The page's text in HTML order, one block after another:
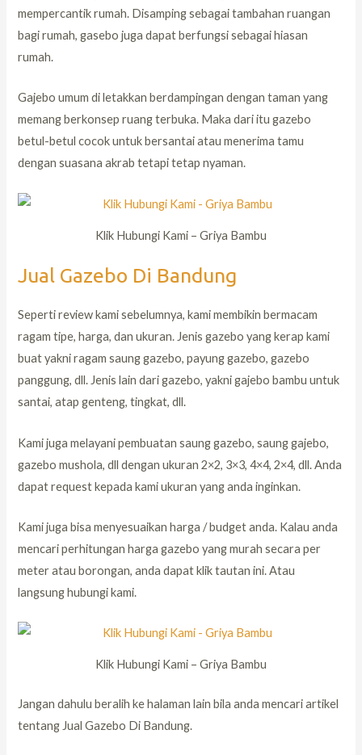
mempercantik rumah. Disamping sebagai tambahan ruangan
bagi rumah, gasebo juga dapat berfungsi sebagai hiasan
rumah.
Gajebo umum di letakkan berdampingan dengan taman yang
memang berkonsep ruang terbuka. Maka dari itu gazebo
betul-betul cocok untuk bersantai atau menerima tamu
dengan suasana akrab tetapi tetap nyaman.
Klik Hubungi Kami – Griya Bambu
Jual Gazebo Di Bandung
Seperti review kami sebelumnya, kami membikin bermacam
ragam tipe, harga, dan ukuran. Jenis gazebo yang kerap kami
buat yakni ragam saung gazebo, payung gazebo, gazebo
panggung, dll. Jenis lain dari gazebo, yakni gajebo bambu untuk
santai, atap genteng, tingkat, dll.
Kami juga melayani pembuatan saung gazebo, saung gajebo,
gazebo mushola, dll dengan ukuran 2×2, 3×3, 4×4, 2×4, dll. Anda
dapat request kepada kami ukuran yang anda inginkan.
Kami juga bisa menyesuaikan harga / budget anda. Kalau anda
mencari perhitungan harga gazebo yang murah secara per
meter atau borongan, anda dapat klik tautan ini. Atau
langsung hubungi kami.
Klik Hubungi Kami – Griya Bambu
Jangan dahulu beralih ke halaman lain bila anda mencari artikel
tentang Jual Gazebo Di Bandung.